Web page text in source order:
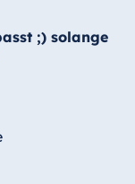
;) solange